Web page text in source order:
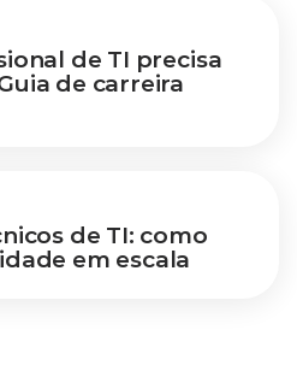
de TI precisa
de carreira
de TI: como
em escala